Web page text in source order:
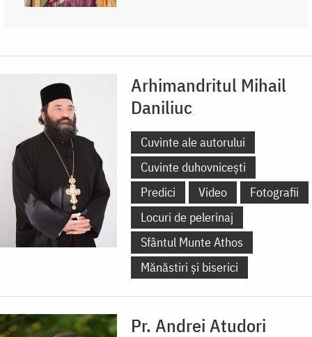
Arhimandritul Mihail
Daniliuc
Cuvinte ale autorului
Cuvinte duhovnicești
Predici
Video
Fotografii
Locuri de pelerinaj
Sfântul Munte Athos
Mănăstiri și biserici
Pr. Andrei Atudori